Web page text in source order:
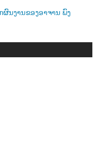
ຜົນງານຂອງອາຈານ ພົງ